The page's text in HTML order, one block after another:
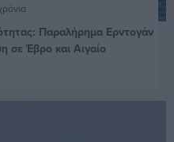
Παραλήρημα Ερντογάν
σε Έβρο και Αιγαίο